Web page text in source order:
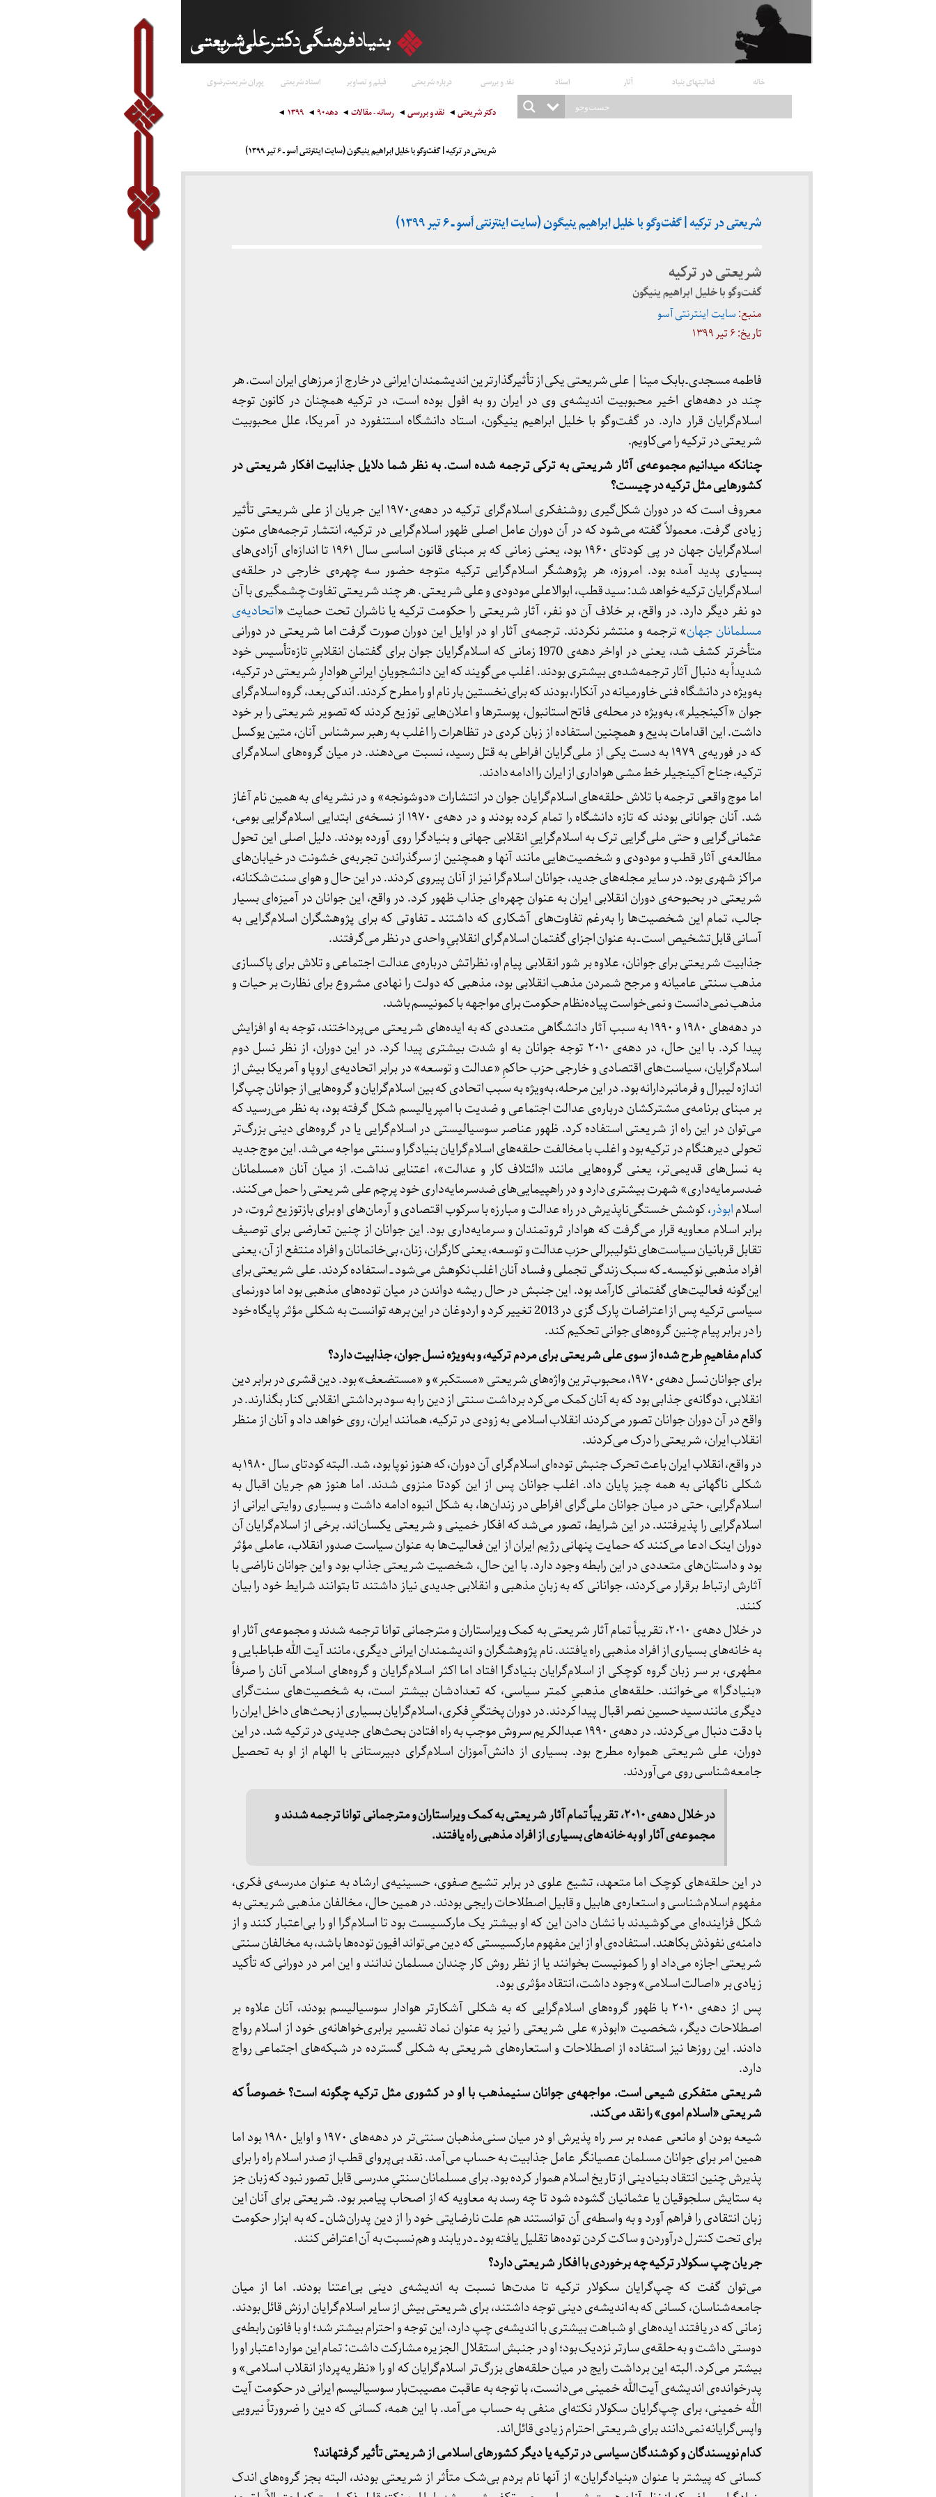
خانه فعالیتهای بنیاد آثار اسناد نقد و بررسی درباره شریعتی فیلم و تصاویر استاد شریعتی پوران شریعت‌رضوی
دکتر شریعتی نقد و بررسی رسانه - مقالات دهه۹۰ ۱۳۹۹
شریعتی در ترکیه | گفت‌وگو با خلیل ابراهیم ینیگون (سایت اینترنتی آسو ـ ۶ تیر ۱۳۹۹)
شریعتی در ترکیه | گفت‌وگو با خلیل ابراهیم ینیگون (سایت اینترنتی آسو ـ ۶ تیر ۱۳۹۹)
شریعتی در ترکیه
گفت‌وگو با خلیل ابراهیم ینیگون
منبع:سایت اینترنتی آسو
تاریخ: ۶ تیر ۱۳۹۹
فاطمه مسجدی ـ بابک مینا | علی شریعتی یکی از تأثیرگذارترین اندیشمندان ایرانی در خارج از مرزهای ایران است. هر
چند در دهه‌های اخیر محبوبیت اندیشهی وی در ایران رو به افول بوده است، در ترکیه همچنان در کانون توجه
اسلام‌گرایان قرار دارد. در گفت‌وگو با خلیل ابراهیم ینیگون، استاد دانشگاه استنفورد در آمریکا، علل محبوبیت
شریعتی در ترکیه را می‌کاویم.
چنانکه می​دانیم مجموعه‌ی آثار شریعتی به ترکی ترجمه شده است. به نظر شما دلایل جذابیت افکار شریعتی در
کشورهایی مثل ترکیه در چیست؟
معروف است که در دوران شکل‌گیری روشنفکری اسلام‌گرای ترکیه در دهه‌ی۱۹۷۰ این جریان از علی شریعتی تأثیر
زیادی گرفت. معمولاً گفته می‌شود که در آن دوران عامل اصلی ظهور اسلام‌گرایی در ترکیه، انتشار ترجمه‌‌های متون
اسلام‌گرایان جهان در پی کودتای ۱۹۶۰ بود، یعنی زمانی که بر مبنای قانون اساسی سال ۱۹۶۱ تا اندازه‌ای آزادی‌های
بسیاری پدید آمده بود. امروزه، هر پژوهشگر اسلام‌گرایی ترکیه متوجه حضور سه چهره‌ی خارجی در حلقه‌ی
اسلام‌گرایان ترکیه خواهد شد: سید قطب، ابوالاعلی مودودی و علی شریعتی. هر چند شریعتی تفاوت چشمگیری با آن
دو نفر دیگر دارد. در واقع، بر خلاف آن دو نفر، آثار شریعتی را حکومت ترکیه یا ناشران تحت حمایت «اتحادیه‌ی
مسلمانان جهان» ترجمه و منتشر نکردند. ترجمه‌ی آثار او در اوایل این دوران صورت گرفت اما شریعتی در دورانی
متأخرتر کشف شد، یعنی در اواخر دهه‌ی 1970 زمانی که اسلام‌گرایان جوان برای گفتمان انقلابیِ تازه‌تأسیس خود
شدیداً به دنبال آثار ترجمه‌شده‌ی بیشتری بودند. اغلب می‌گویند که این دانشجویانِ ایرانیِ هوادارِ شریعتی در ترکیه،
به‌ویژه در دانشگاه فنی خاورمیانه در آنکارا، بودند که برای نخستین بار نام او را مطرح کردند. اندکی بعد، گروه اسلام‌گرای
جوان «آکینجیلر»، به‌ویژه در محله‌ی فاتح استانبول، پوسترها و اعلان‌هایی توزیع کردند که تصویر شریعتی را بر خود
داشت. این اقدامات بدیع و همچنین استفاده از زبان کردی در تظاهرات را اغلب به رهبر سرشناس آنان، متین یوکسل
که در فوریه‌ی ۱۹۷۹ به دست یکی از ملی‌گرایان افراطی به قتل رسید، نسبت می‌دهند. در میان گروه‌های اسلام‌گرای
ترکیه، جناح آکینجیلر خط مشی هواداری از ایران را ادامه دادند.
اما موج واقعی ترجمه با تلاش حلقه‌های اسلام‌گرایان جوان در انتشارات «دوشونجه» و در نشریه‌ای به همین نام آغاز
شد. آنان جوانانی بودند که تازه دانشگاه را تمام کرده بودند و در دهه‌ی ۱۹۷۰ از نسخه‌ی ابتدایی اسلام‌گرایی بومی‌،
عثمانی‌گرایی و حتی ملی‌گرایی ترک به اسلام‌گراییِ انقلابی جهانی و بنیادگرا روی آورده بودند. دلیل اصلی این تحول
مطالعه‌ی آثار قطب و مودودی و شخصیت‌هایی مانند آنها و همچنین از سرگذراندن تجربه‌ی خشونت در خیابان‌های
مراکز شهری بود. در سایر مجله‌های جدید، جوانان اسلام‌گرا نیز از آنان پیروی کردند. در این حال و هوای سنت‌شکنانه،
شریعتی در بحبوحه‌ی دوران انقلابی ایران به عنوان چهره‌ای جذاب ظهور کرد. در واقع، این جوانان در آمیزه‌ای بسیار
جالب، تمام این شخصیت‌ها را به‌رغم تفاوت‌های آشکاری که داشتند ــ تفاوتی که برای پژوهشگران اسلام‌گرایی به
آسانی قابل‌تشخیص است ــ به عنوان اجزای گفتمان اسلام‌گرای انقلابیِ واحدی در نظر می‌گرفتند.
جذابیت شریعتی برای جوانان، علاوه بر شور انقلابی پیام او، نظراتش درباره‌ی عدالت اجتماعی و تلاش برای پاکسازی
مذهب سنتی عامیانه‌ و مرجح شمردن مذهب انقلابی بود، مذهبی که دولت را نهادی مشروع برای نظارت بر حیات و
مذهب نمی‌دانست و نمی‌خواست پیاده‌نظام حکومت برای مواجهه با کمونیسم باشد.
در دهه‌های ۱۹۸۰ و ۱۹۹۰ به سبب آثار دانشگاهی متعددی که به ایده‌های شریعتی می‌پرداختند، توجه به او افزایش
پیدا کرد. با این حال، در دهه‌ی ۲۰۱۰ توجه جوانان به او شدت بیشتری پیدا کرد. در این دوران، از نظر نسل دوم
اسلام‌گرایان، سیاست‌های اقتصادی و خارجی حزب حاکمِ «عدالت و توسعه» در برابر اتحادیه‌ی اروپا و آمریکا بیش از
اندازه لیبرال و فرمانبردارانه بود. در این مرحله، به‌ویژه به سبب اتحادی که بین اسلام‌گرایان و گروه‌هایی از جوانان چپ‌گرا
بر مبنای برنامه‌ی مشترکشان درباره‌ی عدالت اجتماعی و ضدیت با امپریالیسم شکل گرفته بود، به نظر می‌رسید که
می‌توان در این راه از شریعتی استفاده کرد. ظهور عناصر سوسیالیستی در اسلام‌گرایی یا در گروه‌های دینی بزرگ‌تر
تحولی دیرهنگام در ترکیه بود و اغلب با مخالفت حلقه‌های اسلام‌گرایان بنیادگرا و سنتی مواجه می‌شد. این موج جدید
به نسل‌های قدیمی‌تر، یعنی گروه‌هایی مانند «ائتلاف کار و عدالت»، اعتنایی نداشت. از میان آنان «مسلمانان
ضدسرمایه‌داری» شهرت بیشتری دارد و در راهپیمایی‌های ضدسرمایه‌داری خود پرچم علی شریعتی را حمل می‌کنند.
اسلامابوذر، کوشش خستگی‌ناپذیرش در راه عدالت و مبارزه با سرکوب اقتصادی و آرمان‌های او برای بازتوزیع ثروت، در
برابر اسلام معاویه قرار می‌گرفت که هوادار ثروتمندان و سرمایه‌داری بود. این جوانان از چنین تعارضی برای توصیف
تقابل قربانیان سیاست‌های نئولیبرالی حزب عدالت و توسعه، یعنی کارگران، زنان، بی‌خانمانان و افراد منتفع از آن، یعنی
افراد مذهبی نوکیسه ــ که سبک زندگی تجملی و فساد آنان اغلب نکوهش می‌شود ــ استفاده کردند. علی شریعتی برای
این‌گونه فعالیت‌های گفتمانی کارآمد بود. این جنبش در حال ریشه ‌دواندن در میان توده‌های مذهبی بود اما دورنمای
سیاسی ترکیه پس از اعتراضات پارک گزی در 2013 تغییر کرد و اردوغان در این برهه توانست به شکلی مؤثر پایگاه خود
را در برابر پیام چنین گروه‌های جوانی تحکیم کند.
کدام مفاهیمِ طرح شده از سوی علی شریعتی برای مردم ترکیه، و به‌ویژه نسل جوان، جذابیت دارد؟
برای جوانان نسل دهه‌ی ۱۹۷۰، محبوب‌ترین واژه‌های شریعتی «مستکبر» و «مستضعف» بود. دین قشری در برابر دین
انقلابی، دوگانه‌ی جذابی بود که به آنان کمک می‌کرد برداشت سنتی از دین را به سود برداشتی انقلابی کنار بگذارند. در
واقع در آن دوران جوانان تصور می‌کردند انقلاب اسلامی به زودی در ترکیه، همانند ایران، روی خواهد داد و آنان از منظر
انقلاب ایران، شریعتی را درک می‌کردند.
در واقع، انقلاب ایران باعث تحرک جنبش توده‌ای اسلام‌گرای آن دوران، که هنوز نوپا بود، شد. البته کودتای سال ۱۹۸۰ به
شکلی ناگهانی به همه چیز پایان داد. اغلب جوانان پس از این کودتا منزوی شدند. اما هنوز هم جریان اقبال به
اسلام‌گرایی، حتی در میان جوانان ملی‌گرای افراطی در زندان‌ها، به شکل انبوه ادامه داشت و بسیاری روایتی ایرانی از
اسلام‌گرایی را پذیرفتند. در این شرایط، تصور می‌شد که افکار خمینی و شریعتی یکسان‌اند. برخی از اسلام‌گرایان آن
دوران اینک ادعا می‌کنند که حمایت پنهانی رژیم ایران از این فعالیت‌ها به عنوان سیاست صدور انقلاب، عاملی مؤثر
بود و داستان‌های متعددی در این رابطه وجود دارد. با این حال، شخصیت شریعتی جذاب بود و این جوانان ناراضی با
آثارش ارتباط برقرار می‌کردند، جوانانی که به زبانِ مذهبی و انقلابی جدیدی نیاز داشتند تا بتوانند شرایط خود را بیان
کنند.
در خلال دهه‌ی ۲۰۱۰، تقریباً تمام آثار شریعتی به کمک ویراستاران و مترجمانی توانا ترجمه شدند و مجموعه‌ی آثار او
به خانه‌های بسیاری از افراد مذهبی راه یافتند. نام پژوهشگران و اندیشمندان ایرانی دیگری، مانند آیت الله طباطبایی و
مطهری، بر سر زبان‌ گروه کوچکی از اسلام‌گرایان بنیادگرا افتاد اما اکثر اسلام‌گرایان و گروه‌های اسلامی آنان را صرفاً
«بنیادگرا» می‌خوانند. حلقه‌های مذهبیِ کمتر سیاسی، که تعدادشان بیشتر است، به شخصیت‌های سنت‌گرای
دیگری مانند سید حسین نصر اقبال پیدا کردند. در دوران پختگیِ فکری، اسلام‌گرایان بسیاری از بحث‌های داخل ایران را
با دقت دنبال می‌کردند. در دهه‌ی ۱۹۹۰ عبدالکریم سروش موجب به راه افتادن بحث‌های جدیدی در ترکیه شد. در این
دوران، علی شریعتی همواره مطرح بود. بسیاری از دانش‌آموزان اسلام‌گرای دبیرستانی با الهام از او به تحصیل
جامعه‌شناسی روی می‌آوردند.
در خلال دهه‌ی ۲۰۱۰، تقریباً تمام آثار شریعتی به کمک ویراستاران و مترجمانی توانا ترجمه شدند و
مجموعه‌ی آثار او به خانه‌های بسیاری از افراد مذهبی راه یافتند.
در این حلقه‌های کوچک اما متعهد، تشیع علوی در برابر تشیع صفوی، حسینیه‌ی ارشاد به عنوان مدرسه‌ی فکری،
مفهوم اسلام‌شناسی و استعاره‌ی هابیل و قابیل اصطلاحات رایجی بودند. در همین حال، مخالفان مذهبی شریعتی به
شکل فزاینده‌ای می‌کوشیدند با نشان دادن این که او بیشتر یک مارکسیست بود تا اسلام‌گرا او را بی‌اعتبار کنند و از
دامنه‌ی نفوذش بکاهند. استفاده‌ی او از این مفهوم مارکسیستی که دین می‌تواند افیون توده‌ها باشد، به مخالفان سنتی
شریعتی اجازه می‌داد او را کمونیست بخوانند یا از نظر روش کار چندان مسلمان ندانند و این امر در دورانی که تأکید
زیادی بر «اصالت اسلامی» وجود داشت، انتقاد مؤثری بود.
پس از دهه‌ی ۲۰۱۰ با ظهور گروه‌های اسلام‌گرایی که به شکلی آشکارتر هوادار سوسیالیسم بودند، آنان علاوه بر
اصطلاحات دیگر، شخصیت «ابوذر» علی شریعتی را نیز به عنوان نماد تفسیر برابری‌خواهانه‌ی خود از اسلام رواج
دادند. این روزها نیز استفاده از اصطلاحات و استعاره‌های شریعتی به شکلی گسترده در شبکه‌های اجتماعی رواج
دارد.
شریعتی متفکری شیعی است. مواجهه‌ی جوانان سنی​مذهب با او در کشوری مثل ترکیه چگونه است؟ خصوصاً که
شریعتی «اسلام اموی» را نقد می‌کند.
شیعه بودن او مانعی عمده بر سر راه پذیرش او در میان سنی‌مذهبان سنتی‌تر در دهه‌های ۱۹۷۰ و اوایل ۱۹۸۰ بود اما
همین امر برای جوانان مسلمان عصیانگر عامل جذابیت به حساب می‌آمد. نقد بی‌پروای قطب از صدر اسلام راه را برای
پذیرش چنین انتقاد بنیادینی از تاریخ اسلام هموار کرده بود. برای مسلمانان سنتیِ مدرسی قابل‌ تصور نبود که زبان جز
به ستایش سلجوقیان یا عثمانیان گشوده شود تا چه رسد به معاویه که از اصحاب پیامبر بود. شریعتی برای آنان این
زبان انتقادی را فراهم آورد و به واسطه‌ی آن توانستند هم علت نارضایتی خود را از دین پدران‌شان ــ که به ابزار حکومت
برای تحت کنترل درآوردن و ساکت کردن توده‌ها تقلیل یافته بود ــ دریابند و هم نسبت به آن اعتراض کنند.
جریان چپ سکولار ترکیه چه برخوردی با افکار شریعتی دارد؟
می‌توان گفت که چپ‌گرایان سکولار ترکیه تا مدت‌ها نسبت به اندیشه‌ی دینی بی‌اعتنا بودند. اما از میان
جامعه‌شناسان، کسانی که به اندیشه‌ی دینی توجه داشتند، برای شریعتی بیش از سایر اسلام‌گرایان ارزش قائل بودند.
زمانی که دریافتند ایده‌های او شباهت بیشتری با اندیشه‌ی چپ دارد، این توجه و احترام بیشتر شد؛ او با فانون رابطه‌ی
دوستی داشت و به حلقه‌ی سارتر نزدیک بود؛ او در جنبش استقلال الجزیره مشارکت داشت: تمام این موارد اعتبار او را
بیشتر می‌کرد. البته این برداشت رایج در میان حلقه‌های بزرگ‌تر اسلام‌گرایان که او را «نظریه‌پرداز انقلاب اسلامی» و
پدرخوانده‌ی اندیشه‌ی آیت‌الله خمینی می‌دانست، با توجه به عاقبت مصیبت‌بار سوسیالیسم ایرانی در حکومت آیت‌
الله خمینی، برای چپ‌گرایان سکولار نکته‌ای منفی به حساب می‌آمد. با این همه، کسانی که دین را ضرورتاً نیرویی
واپس‌گرایانه نمی‌دانند برای شریعتی احترام زیادی قائل‌اند.
کدام نویسندگان و کوشندگان سیاسی در ترکیه یا دیگر کشورهای اسلامی از شریعتی تأثیر گرفته​اند؟
کسانی که پیشتر با عنوان «بنیادگرایان» از آنها نام بردم بی‌شک متأثر از شریعتی بودند، البته بجز گروه‌های اندک